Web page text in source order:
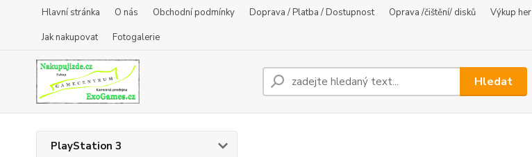
Hlavní stránka O nás Obchodní podmínky Doprava / Platba / Dostupnost Oprava /čištění/ disků Výkup her
Jak nakupovat
Fotogalerie
Hledat
PlayStation 3